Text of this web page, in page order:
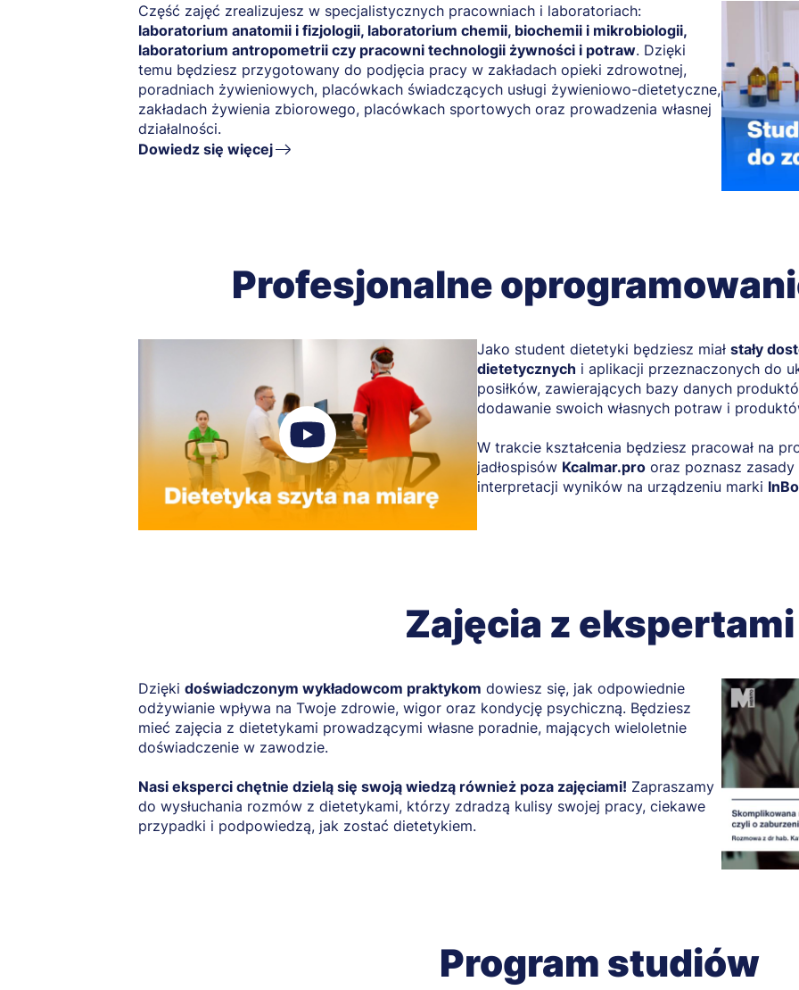
Część zajęć zrealizujesz w specjalistycznych pracowniach i laboratoriach:
laboratorium anatomii i fizjologii, laboratorium chemii, biochemii i mikrobiologii,
laboratorium antropometrii czy pracowni technologii żywności i potraw. Dzięki
temu będziesz przygotowany do podjęcia pracy w zakładach opieki zdrowotnej,
poradniach żywieniowych, placówkach świadczących usługi żywieniowo-dietetyczne,
zakładach żywienia zbiorowego, placówkach sportowych oraz prowadzenia własnej
działalności.
Dowiedz się więcej
Profesjonalne
Jako student dietetyki będziesz miał stały
dietetycznych i aplikacji przeznaczonych do
posiłków, zawierających bazy danych
dodawanie swoich własnych potraw i
W trakcie kształcenia będziesz pracował na
jadłospisów Kcalmar.pro oraz poznasz
interpretacji wyników na urządzeniu marki
Zajęcia z ekspertami
Dzięki doświadczonym wykładowcom praktykom dowiesz się, jak odpowiednie
odżywianie wpływa na Twoje zdrowie, wigor oraz kondycję psychiczną. Będziesz
mieć zajęcia z dietetykami prowadzącymi własne poradnie, mających wieloletnie
doświadczenie w zawodzie.
Nasi eksperci chętnie dzielą się swoją wiedzą również poza zajęciami! Zapraszamy
do wysłuchania rozmów z dietetykami, którzy zdradzą kulisy swojej pracy, ciekawe
przypadki i podpowiedzą, jak zostać dietetykiem.
Program studiów